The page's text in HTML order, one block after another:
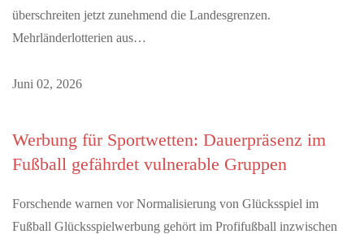
überschreiten jetzt zunehmend die Landesgrenzen.
Mehrländerlotterien aus…
Juni 02, 2026
Werbung für Sportwetten: Dauerpräsenz im
Fußball gefährdet vulnerable Gruppen
Forschende warnen vor Normalisierung von Glücksspiel im
Fußball Glücksspielwerbung gehört im Profifußball inzwischen